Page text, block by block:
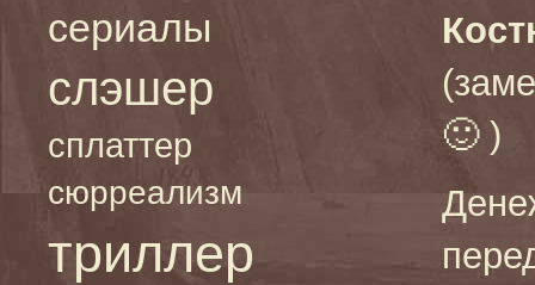
сериалы
слэшер
сплаттер
сюрреализм
триллер
🙂 )